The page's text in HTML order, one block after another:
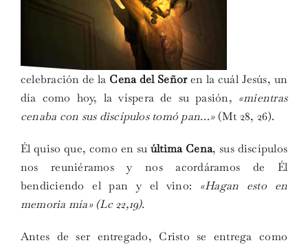
celebración de la Cena del Señoren la cuál Jesús, un
día como hoy, la víspera de su pasión, «mientras
cenaba con sus discípulos tomó pan…» (Mt 28, 26).
Él quiso que, como en su última Cena, sus discípulos
nos reuniéramos y nos acordáramos de Él
bendiciendo el pan y el vino: «Hagan esto en
memoria mía» (Lc 22,19).
Antes de ser entregado, Cristo se entrega como